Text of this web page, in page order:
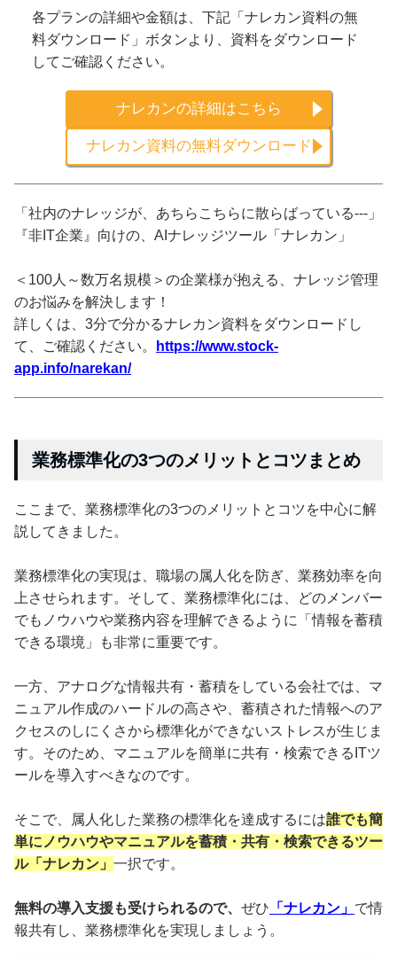
各プランの詳細や金額は、下記「ナレカン資料の無
料ダウンロード」ボタンより、資料をダウンロード
してご確認ください。
ナレカンの詳細はこちら
ナレカン資料の無料ダウンロード
「社内のナレッジが、あちらこちらに散らばっている---」
『非IT企業』向けの、AIナレッジツール「ナレカン」
＜100人～数万名規模＞の企業様が抱える、ナレッジ管理
のお悩みを解決します！
詳しくは、3分で分かるナレカン資料をダウンロードし
て、ご確認ください。
https://www.stock-
app.info/narekan/
業務標準化の3つのメリットとコツまとめ
ここまで、業務標準化の3つのメリットとコツを中心に解
説してきました。
業務標準化の実現は、職場の属人化を防ぎ、業務効率を向
上させられます。そして、業務標準化には、どのメンバー
でもノウハウや業務内容を理解できるように「情報を蓄積
できる環境」も非常に重要です。
一方、アナログな情報共有・蓄積をしている会社では、マ
ニュアル作成のハードルの高さや、蓄積された情報へのア
クセスのしにくさから標準化ができないストレスが生じま
す。そのため、マニュアルを簡単に共有・検索できるITツ
ールを導入すべきなのです。
そこで、属人化した業務の標準化を達成するには誰でも簡
単にノウハウやマニュアルを蓄積・共有・検索できるツー
ル「ナレカン」 一択です。
無料の導入支援も受けられるので、 ぜひ 「ナレカン」 で情
報共有し、業務標準化を実現しましょう。